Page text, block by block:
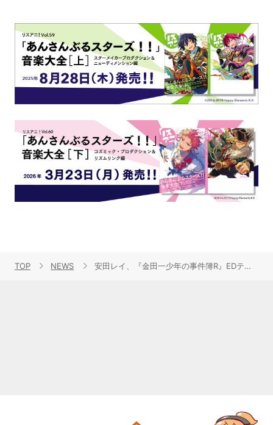
TOP NEWS 安田レイ、『金田一少年の事件簿R』EDテーマ「パスコード4854」のPVをYouTubeで公開！映像に隠されたパスコードを探せ！？